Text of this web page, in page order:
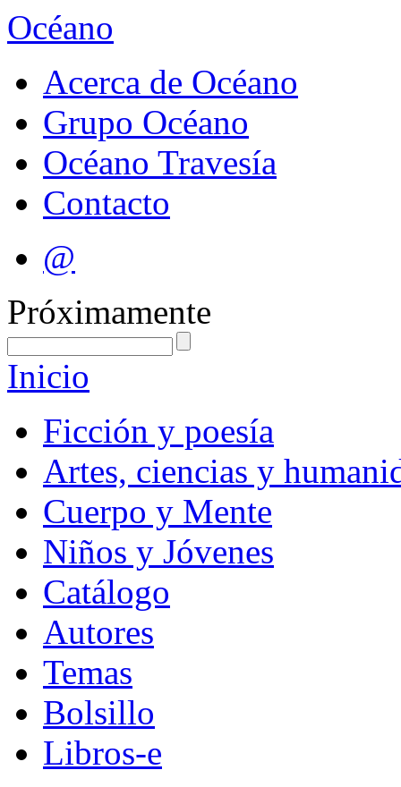
Océano
Acerca de Océano
Grupo Océano
Océano Travesía
Contacto
@
Próximamente
Inicio
Ficción y poesía
Artes, ciencias y
Cuerpo y Mente
Niños y Jóvenes
Catálogo
Autores
Temas
Bolsillo
Libros-e